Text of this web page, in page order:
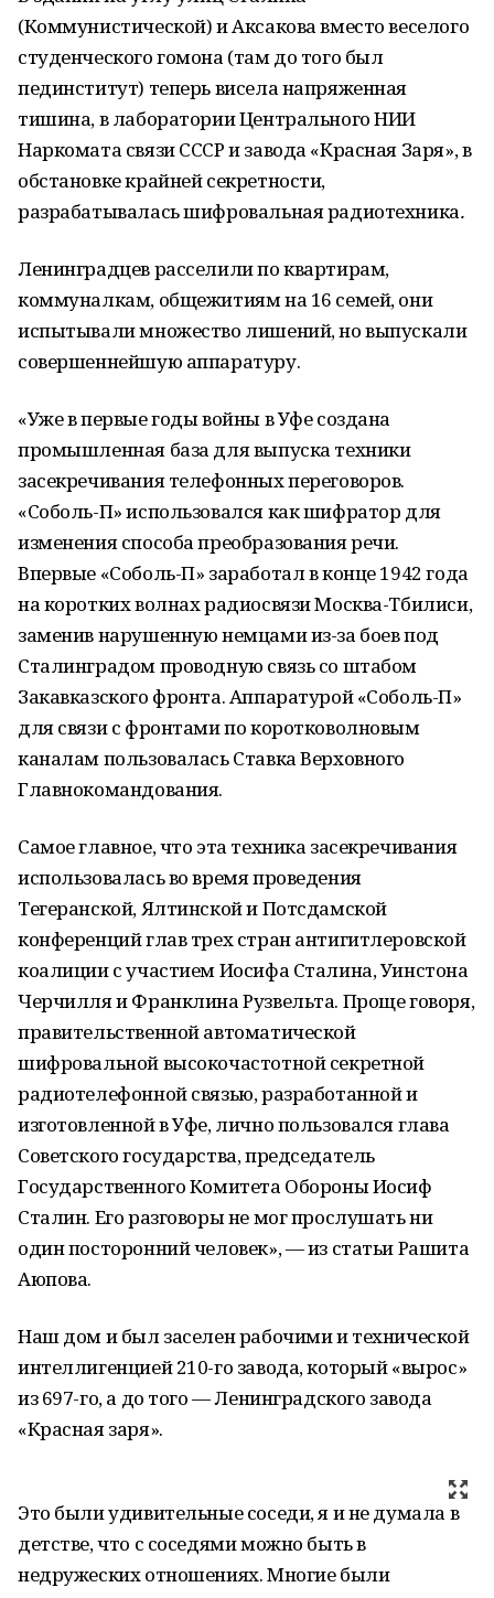
(Коммунистической) и Аксакова вместо веселого
студенческого гомона (там до того был
пединститут) теперь висела напряженная
тишина, в лаборатории Центрального НИИ
Наркомата связи СССР и завода «Красная Заря», в
обстановке крайней секретности,
разрабатывалась шифровальная радиотехника.
Ленинградцев расселили по квартирам,
коммуналкам, общежитиям на 16 семей, они
испытывали множество лишений, но выпускали
совершеннейшую аппаратуру.
«Уже в первые годы войны в Уфе создана
промышленная база для выпуска техники
засекречивания телефонных переговоров.
«Соболь-П» использовался как шифратор для
изменения способа преобразования речи.
Впервые «Соболь-П» заработал в конце 1942 года
на коротких волнах радиосвязи Москва-Тбилиси,
заменив нарушенную немцами из-за боев под
Сталинградом проводную связь со штабом
Закавказского фронта. Аппаратурой «Соболь-П»
для связи с фронтами по коротковолновым
каналам пользовалась Ставка Верховного
Главнокомандования.
Самое главное, что эта техника засекречивания
использовалась во время проведения
Тегеранской, Ялтинской и Потсдамской
конференций глав трех стран антигитлеровской
коалиции с участием Иосифа Сталина, Уинстона
Черчилля и Франклина Рузвельта. Проще говоря,
правительственной автоматической
шифровальной высокочастотной секретной
радиотелефонной связью, разработанной и
изготовленной в Уфе, лично пользовался глава
Советского государства, председатель
Государственного Комитета Обороны Иосиф
Сталин. Его разговоры не мог прослушать ни
один посторонний человек», — из статьи Рашита
Аюпова.
Наш дом и был заселен рабочими и технической
интеллигенцией 210-го завода, который «вырос»
из 697-го, а до того — Ленинградского завода
«Красная заря».
Это были удивительные соседи, я и не думала в
детстве, что с соседями можно быть в
недружеских отношениях. Многие были